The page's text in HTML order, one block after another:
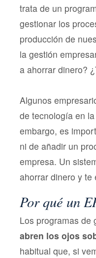
trata de un
gestionar los
producción de
la gestión
a ahorrar dinero?
Algunos
de tecnología en la
embargo, es
ni de añadir un
empresa. Un
ahorrar dinero y te
Por qué un
Los programas de
abren los ojos
habitual que, si